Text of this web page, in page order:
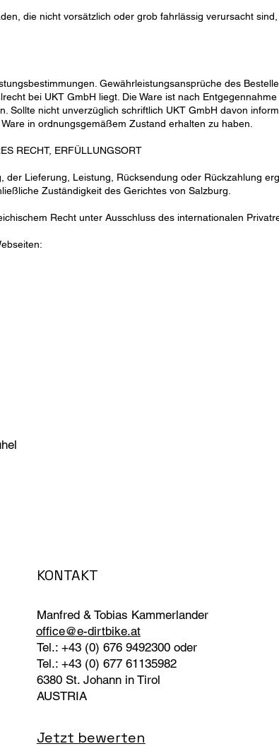
die nicht vorsätzlich oder grob fahrlässig verursacht
Gewährleistungsansprüche des
bei UKT GmbH liegt. Die Ware ist nach
Sollte nicht unverzüglich schriftlich UKT GmbH davon
in ordnungsgemäßem Zustand erhalten zu haben.
RECHT, ERFÜLLUNGSORT
der Lieferung, Leistung, Rücksendung oder Rückzahlung
Zuständigkeit des Gerichtes von Salzburg.
Recht unter Ausschluss des internationalen
KONTAKT
Manfred & Tobias Kammerlander
office@e-dirtbike.at
Tel.: +43 (0) 676 9492300 oder
Tel.: +43 (0) 677 61135982
6380 St. Johann in Tirol
AUSTRIA
Jetzt bewerten